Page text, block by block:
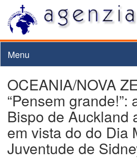
Menu
OCEANIA/NOVA
“Pensem grande!”:
Bispo de Auckland
em vista do do Dia
Juventude de